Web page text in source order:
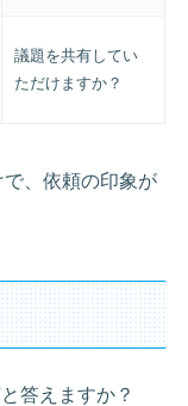
議題を共有してい
ただけますか？
で、依頼の印象が
答えますか？